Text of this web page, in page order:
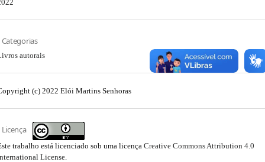
Categorias
autorais
(c) 2022 Elói Martins Senhoras
Licença
trabalho está licenciado sob uma licença Creative Commons Attribution 4.0
License